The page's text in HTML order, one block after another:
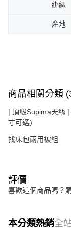
綁繩
產地
商品相關分類
| 頂級Supima天絲 |
寸可選)
找床包兩用被組
評價
喜歡這個商品嗎？
本分類熱銷全